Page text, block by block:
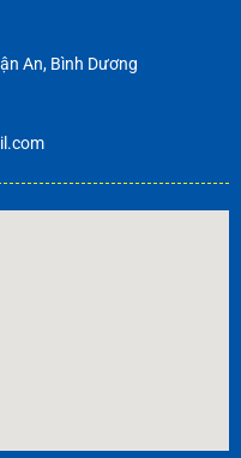
An, Bình Dương